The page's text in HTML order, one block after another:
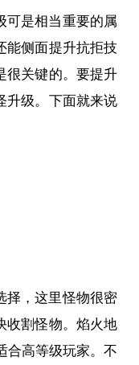
是相当重要的属
能侧面提升抗拒技
很关键的。要提升
升级。下面就来说
，这里怪物很密
收割怪物。焰火地
合高等级玩家。不